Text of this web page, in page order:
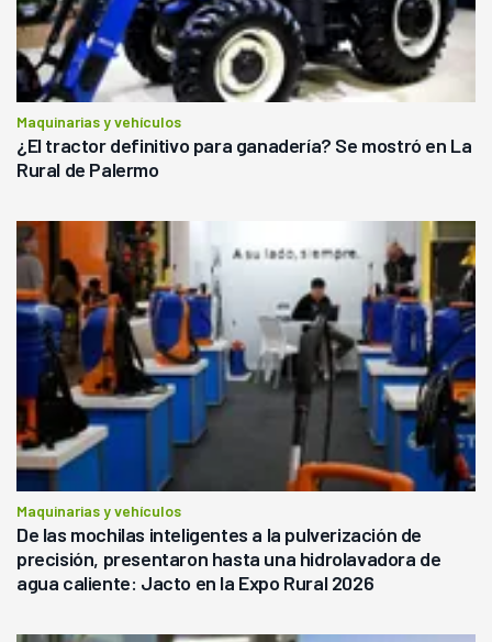
Maquinarias y vehículos
¿El tractor definitivo para ganadería? Se mostró en La
Rural de Palermo
Maquinarias y vehículos
De las mochilas inteligentes a la pulverización de
precisión, presentaron hasta una hidrolavadora de
agua caliente: Jacto en la Expo Rural 2026